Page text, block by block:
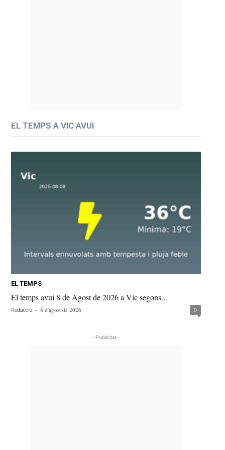
EL TEMPS A VIC AVUI
EL TEMPS
El temps avui 8 de Agost de 2026 a Vic segons...
Redacció - 8 d'agost de 2026 0
- Publicitat -